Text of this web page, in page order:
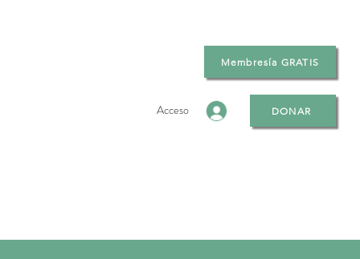
Membresía GRATIS
Acceso DONAR